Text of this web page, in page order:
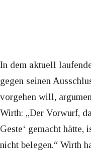
In dem aktuell
gegen seinen
vorgehen will,
Wirth: „Der Vorwurf,
Geste‘ gemacht hätte,
nicht belegen.“ Wirth